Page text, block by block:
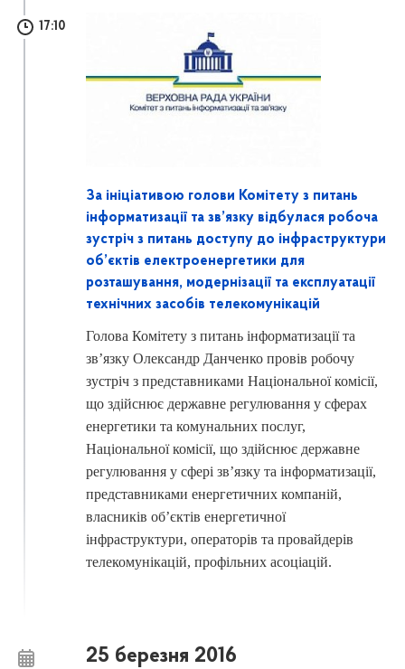
17:10
За ініціативою голови Комітету з питань
інформатизації та зв’язку відбулася робоча
зустріч з питань доступу до інфраструктури
об’єктів електроенергетики для
розташування, модернізації та експлуатації
технічних засобів телекомунікацій
Голова Комітету з питань інформатизації та
зв’язку Олександр Данченко провів робочу
зустріч з представникамиНаціональної комісії,
що здійснює державне регулювання у сферах
енергетики та комунальних послуг,
Національної комісії, що здійснює державне
регулювання у сфері зв’язку та інформатизації,
представниками енергетичних компаній,
власників об’єктів енергетичної
інфраструктури, операторів та провайдерів
телекомунікацій, профільних асоціацій.
25 березня 2016